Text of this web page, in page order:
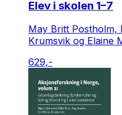
Elev i skolen 1–7
May Britt Postholm,
Krumsvik og Elaine
629,-